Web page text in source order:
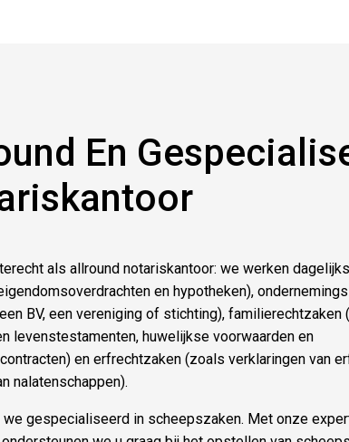
En
als allround notariskantoor: we werken
en hypotheken),
BV, een vereniging of stichting), familierechtzaken
levenstestamenten, huwelijkse voorwaarden en
en erfrechtzaken (zoals verklaringen van
nalatenschappen).
we gespecialiseerd in scheepszaken. Met onze